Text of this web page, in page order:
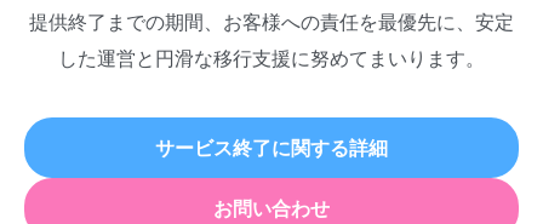
提供終了までの期間、お客様への責任を最優先に、安定
した運営と円滑な移行支援に努めてまいります。
サービス終了に関する詳細
お問い合わせ